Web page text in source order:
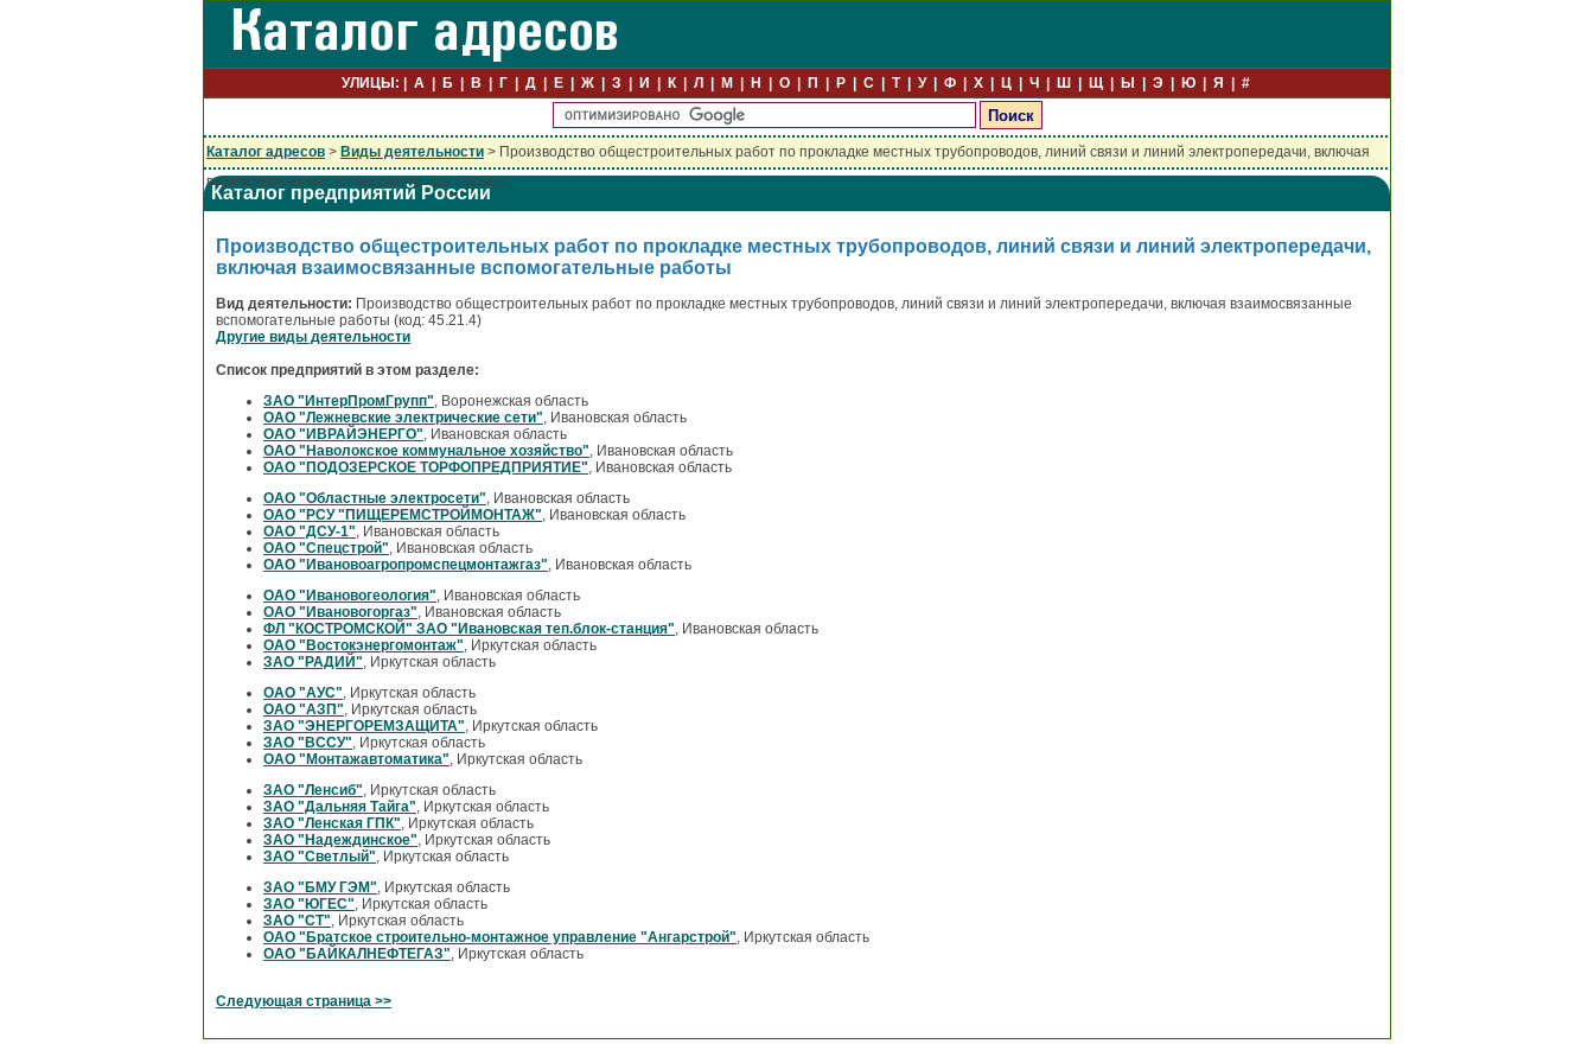
УЛИЦЫ: А Б В Г Д Е Ж З И К Л М Н О П Р С Т У Ф Х Ц Ч Ш Щ Ы Э Ю Я #
Каталог адресов > Виды деятельности > Производство общестроительных работ по прокладке местных трубопроводов, линий связи и линий электропередачи, включая
взаимосвязанные вспомогательные работы
Каталог предприятий России
Производство общестроительных работ по прокладке местных трубопроводов, линий связи и линий электропередачи,
включая взаимосвязанные вспомогательные работы
Вид деятельности: Производство общестроительных работ по прокладке местных трубопроводов, линий связи и линий электропередачи, включая взаимосвязанные
вспомогательные работы (код: 45.21.4)
Другие виды деятельности
Список предприятий в этом разделе:
ЗАО "ИнтерПромГрупп" , Воронежская область
ОАО "Лежневские электрические сети" , Ивановская область
ОАО "ИВРАЙЭНЕРГО" , Ивановская область
ОАО "Наволокское коммунальное хозяйство" , Ивановская область
ОАО "ПОДОЗЕРСКОЕ ТОРФОПРЕДПРИЯТИЕ" , Ивановская область
ОАО "Областные электросети" , Ивановская область
ОАО "РСУ "ПИЩЕРЕМСТРОЙМОНТАЖ" , Ивановская область
ОАО "ДСУ-1" , Ивановская область
ОАО "Спецстрой" , Ивановская область
ОАО "Ивановоагропромспецмонтажгаз" , Ивановская область
ОАО "Ивановогеология" , Ивановская область
ОАО "Ивановогоргаз" , Ивановская область
ФЛ "КОСТРОМСКОЙ" ЗАО "Ивановская теп.блок-станция" , Ивановская область
ОАО "Востокэнергомонтаж" , Иркутская область
ЗАО "РАДИЙ" , Иркутская область
ОАО "АУС" , Иркутская область
ОАО "АЗП" , Иркутская область
ЗАО "ЭНЕРГОРЕМЗАЩИТА" , Иркутская область
ЗАО "ВССУ" , Иркутская область
ОАО "Монтажавтоматика" , Иркутская область
ЗАО "Ленсиб" , Иркутская область
ЗАО "Дальняя Тайга" , Иркутская область
ЗАО "Ленская ГПК" , Иркутская область
ЗАО "Надеждинское" , Иркутская область
ЗАО "Светлый" , Иркутская область
ЗАО "БМУ ГЭМ" , Иркутская область
ЗАО "ЮГЕС" , Иркутская область
ЗАО "СТ" , Иркутская область
ОАО "Братское строительно-монтажное управление "Ангарстрой" , Иркутская область
ОАО "БАЙКАЛНЕФТЕГАЗ" , Иркутская область
Следующая страница >>